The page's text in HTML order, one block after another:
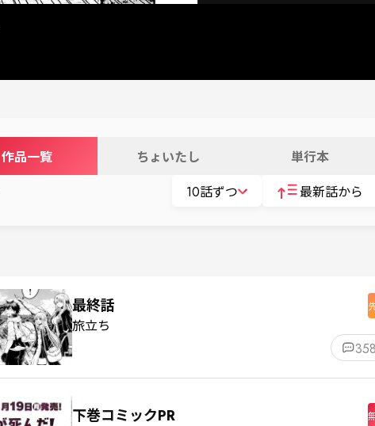
作品一覧 ちょいたし
単行本
10話ずつ 最新話から
最終話
旅立ち
358
下巻コミックPR